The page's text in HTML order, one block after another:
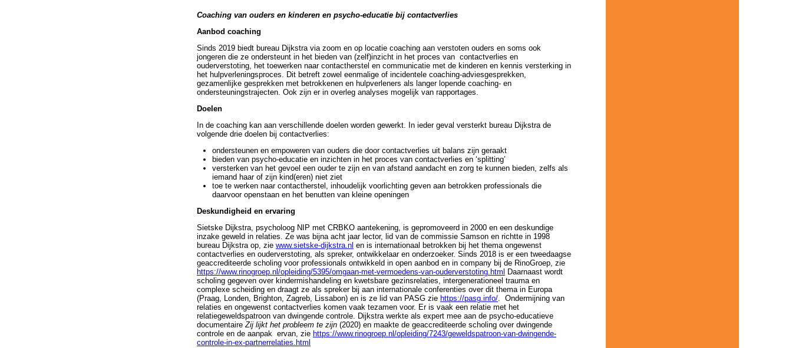
Coaching van ouders en kinderen en psycho-educatie bij contactverlies
Aanbod coaching
Sinds 2019 biedt bureau Dijkstra via zoom en op locatie coaching aan verstoten ouders en soms ook
jongeren die ze ondersteunt in het bieden van (zelf)inzicht in het proces van contactverlies en
ouderverstoting, het toewerken naar contactherstel en communicatie met de kinderen en kennis versterking in
het hulpverleningsproces. Dit betreft zowel eenmalige of incidentele coaching-adviesgesprekken,
gezamenlijke gesprekken met betrokkenen en hulpverleners als langer lopende coaching- en
ondersteuningstrajecten. Ook zijn er in overleg analyses mogelijk van rapportages.
Doelen
In de coaching kan aan verschillende doelen worden gewerkt. In ieder geval versterkt bureau Dijkstra de
volgende drie doelen bij contactverlies:
ondersteunen en empoweren van ouders die door contactverlies uit balans zijn geraakt
bieden van psycho-educatie en inzichten in het proces van contactverlies en ‘splitting’
versterken van het gevoel een ouder te zijn en van afstand aandacht en zorg te kunnen bieden, zelfs als
iemand haar of zijn kind(eren) niet ziet
toe te werken naar contactherstel, inhoudelijk voorlichting geven aan betrokken professionals die
daarvoor openstaan en het benutten van kleine openingen
Deskundigheid en ervaring
Sietske Dijkstra, psycholoog NIP met CRBKO aantekening, is gepromoveerd in 2000 en een deskundige
inzake geweld in relaties. Ze was bijna acht jaar lector, lid van de commissie Samson en richtte in 1998
bureau Dijkstra op, zie www.sietske-dijkstra.nl en is internationaal betrokken bij het thema ongewenst
contactverlies en ouderverstoting, als spreker, ontwikkelaar en onderzoeker. Sinds 2018 is er een tweedaagse
geaccrediteerde scholing voor professionals ontwikkeld in open aanbod en in company bij de RinoGroep, zie
https://www.rinogroep.nl/opleiding/5395/omgaan-met-vermoedens-van-ouderverstoting.html
Daarnaast wordt
scholing gegeven over kindermishandeling en kwetsbare gezinsrelaties, intergenerationeel trauma en
complexe scheiding en draagt ze als spreker bij aan internationale conferenties over dit thema in Europa
(Praag, Londen, Brighton, Zagreb, Lissabon) en is ze lid van PASG zie https://pasg.info/. Ondermijning van
relaties en ongewenst contactverlies komen vaak tezamen voor. Er is vaak een relatie met het
relatiegeweldspatroon van dwingende controle. Dijkstra werkte als expert mee aan de psycho-educatieve
documentaireZij lijkt het probleem te zijn (2020) en maakte de geaccrediteerde scholing over dwingende
controle en de aanpak ervan, zie https://www.rinogroep.nl/opleiding/7243/geweldspatroon-van-dwingende-
controle-in-ex-partnerrelaties.html